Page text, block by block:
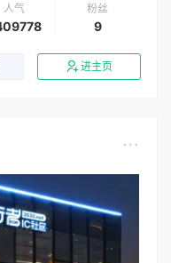
人气 粉丝
9
进主页